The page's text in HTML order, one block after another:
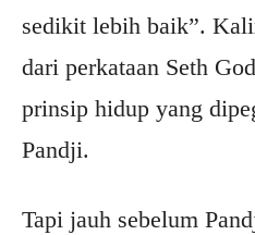
sedikit lebih baik”.
dari perkataan Seth
prinsip hidup yang
Pandji.
Tapi jauh sebelum